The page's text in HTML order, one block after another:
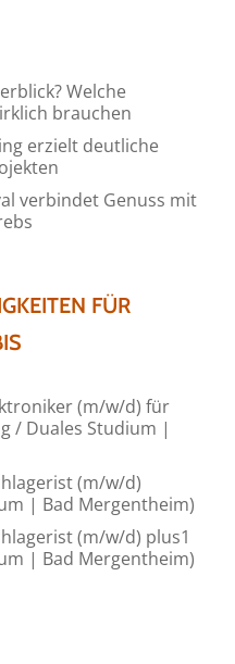
Welche
brauchen
erzielt deutliche
verbindet Genuss mit
FÜR
(m/w/d) für
/ Duales Studium |
(m/w/d)
| Bad Mergentheim)
(m/w/d) plus1
| Bad Mergentheim)